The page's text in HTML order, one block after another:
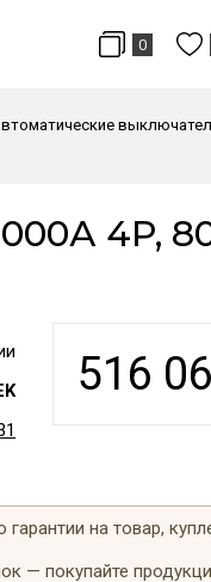
0
4P,
516
на товар,
— покупайте